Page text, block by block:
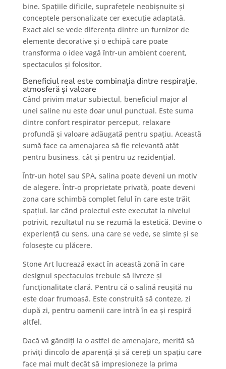
bine. Spațiile dificile, suprafețele neobișnuite și
conceptele personalizate cer execuție adaptată.
Exact aici se vede diferența dintre un furnizor de
elemente decorative și o echipă care poate
transforma o idee vagă într-un ambient coerent,
spectaculos și folositor.
Beneficiul real este combinația dintre respirație,
atmosferă și valoare
Când privim matur subiectul, beneficiul major al
unei saline nu este doar unul punctual. Este suma
dintre confort respirator perceput, relaxare
profundă și valoare adăugată pentru spațiu. Această
sumă face ca amenajarea să fie relevantă atât
pentru business, cât și pentru uz rezidențial.
Într-un hotel sau SPA, salina poate deveni un motiv
de alegere. Într-o proprietate privată, poate deveni
zona care schimbă complet felul în care este trăit
spațiul. Iar când proiectul este executat la nivelul
potrivit, rezultatul nu se rezumă la estetică. Devine o
experiență cu sens, una care se vede, se simte și se
folosește cu plăcere.
Stone Art lucrează exact în această zonă în care
designul spectaculos trebuie să livreze și
funcționalitate clară. Pentru că o salină reușită nu
este doar frumoasă. Este construită să conteze, zi
după zi, pentru oamenii care intră în ea și respiră
altfel.
Dacă vă gândiți la o astfel de amenajare, merită să
priviți dincolo de aparență și să cereți un spațiu care
face mai mult decât să impresioneze la prima